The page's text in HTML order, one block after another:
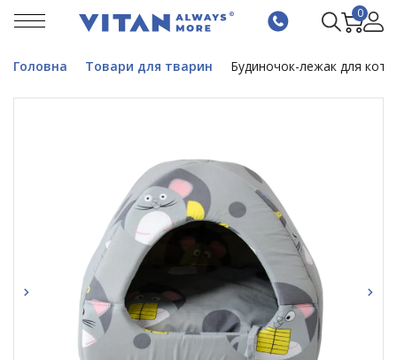
0
Головна Товари для тварин Будиночок-лежак для